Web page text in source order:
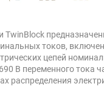
TwinBlock
токов,
цепей
В переменного тока
распределения